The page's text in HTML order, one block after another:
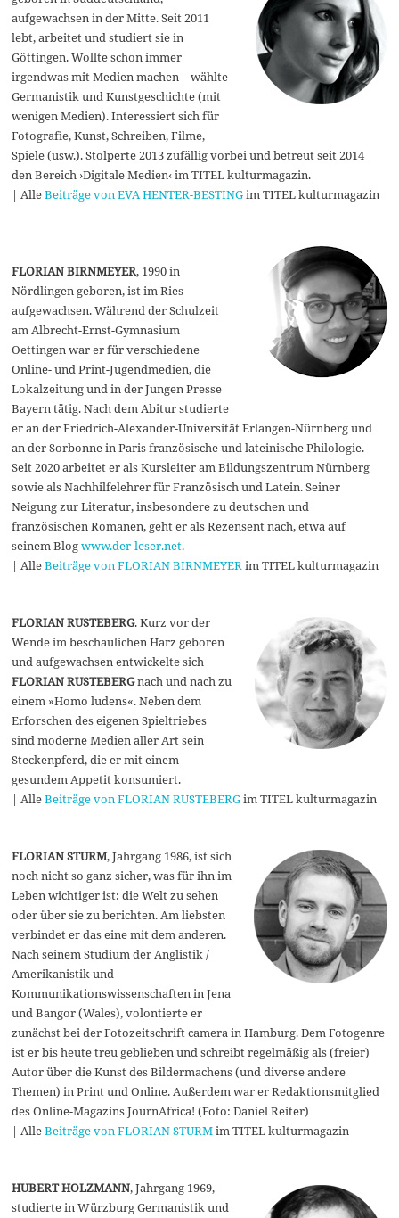
aufgewachsen in der Mitte. Seit 2011
lebt, arbeitet und studiert sie in
Göttingen. Wollte schon immer
irgendwas mit Medien machen – wählte
Germanistik und Kunstgeschichte (mit
wenigen Medien). Interessiert sich für
Fotografie, Kunst, Schreiben, Filme,
Spiele (usw.). Stolperte 2013 zufällig vorbei und betreut seit 2014
den Bereich ›Digitale Medien‹ im TITEL kulturmagazin.
| AlleBeiträge von EVA HENTER-BESTINGim TITEL kulturmagazin
FLORIAN BIRNMEYER, 1990 in
Nördlingen geboren, ist im Ries
aufgewachsen. Während der Schulzeit
am Albrecht-Ernst-Gymnasium
Oettingen war er für verschiedene
Online- und Print-Jugendmedien, die
Lokalzeitung und in der Jungen Presse
Bayern tätig. Nach dem Abitur studierte
er an der Friedrich-Alexander-Universität Erlangen-Nürnberg und
an der Sorbonne in Paris französische und lateinische Philologie.
Seit 2020 arbeitet er als Kursleiter am Bildungszentrum Nürnberg
sowie als Nachhilfelehrer für Französisch und Latein. Seiner
Neigung zur Literatur, insbesondere zu deutschen und
französischen Romanen, geht er als Rezensent nach, etwa auf
seinem Blogwww.der-leser.net.
| AlleBeiträge von FLORIAN BIRNMEYERim TITEL kulturmagazin
FLORIAN RUSTEBERG. Kurz vor der
Wende im beschaulichen Harz geboren
und aufgewachsen entwickelte sich
FLORIAN RUSTEBERGnach und nach zu
einem »Homo ludens«. Neben dem
Erforschen des eigenen Spieltriebes
sind moderne Medien aller Art sein
Steckenpferd, die er mit einem
gesundem Appetit konsumiert.
| AlleBeiträge von FLORIAN RUSTEBERGim TITEL kulturmagazin
FLORIAN STURM, Jahrgang 1986, ist sich
noch nicht so ganz sicher, was für ihn im
Leben wichtiger ist: die Welt zu sehen
oder über sie zu berichten. Am liebsten
verbindet er das eine mit dem anderen.
Nach seinem Studium der Anglistik /
Amerikanistik und
Kommunikationswissenschaften in Jena
und Bangor (Wales), volontierte er
zunächst bei der Fotozeitschrift camera in Hamburg. Dem Fotogenre
ist er bis heute treu geblieben und schreibt regelmäßig als (freier)
Autor über die Kunst des Bildermachens (und diverse andere
Themen) in Print und Online. Außerdem war er Redaktionsmitglied
des Online-Magazins JournAfrica! (Foto: Daniel Reiter)
| AlleBeiträge von FLORIAN STURMim TITEL kulturmagazin
HUBERT HOLZMANN, Jahrgang 1969,
studierte in Würzburg Germanistik und